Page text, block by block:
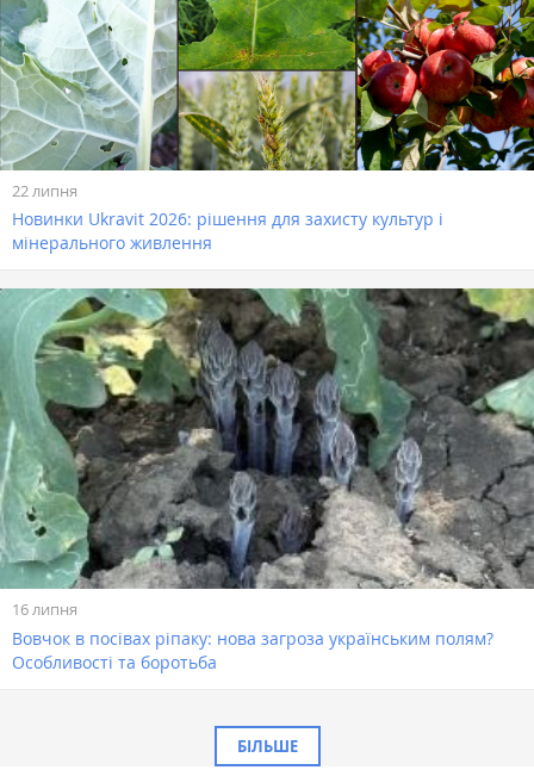
22 липня
Новинки Ukravit 2026: рішення для захисту культур і
мінерального живлення
16 липня
Вовчок в посівах ріпаку: нова загроза українським полям?
Особливості та боротьба
БІЛЬШЕ